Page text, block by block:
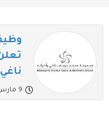
9 مارس 2022